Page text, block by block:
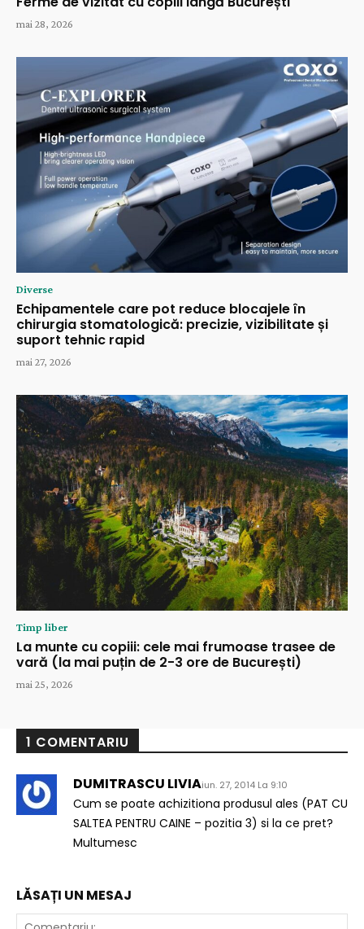
mai 28, 2026
Diverse
Echipamentele care pot reduce blocajele în
chirurgia stomatologică: precizie, vizibilitate și
suport tehnic rapid
mai 27, 2026
Timp liber
La munte cu copiii: cele mai frumoase trasee de
vară (la mai puțin de 2-3 ore de București)
mai 25, 2026
1 COMENTARIU
DUMITRASCU LIVIAiun. 27, 2014 La 9:10
Cum se poate achizitiona produsul ales (PAT CU
SALTEA PENTRU CAINE – pozitia 3) si la ce pret?
Multumesc
LĂSAȚI UN MESAJ